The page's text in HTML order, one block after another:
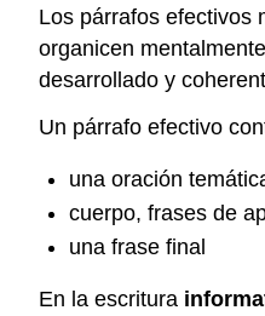
Los párrafos efectivos
organicen
desarrollado y
Un párrafo efectivo
una oración
cuerpo, frases de
una frase final
En la escritura